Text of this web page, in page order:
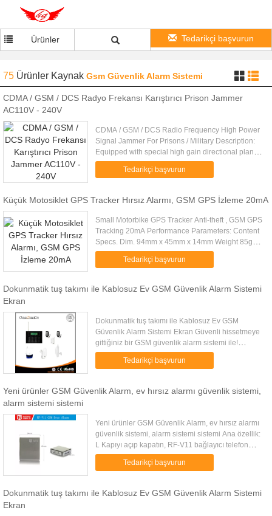
Ürünler Tedarikçi başvurun
75 Ürünler Kaynak Gsm Güvenlik Alarm Sistemi
CDMA / GSM / DCS Radyo Frekansı Karıştırıcı Prison Jammer
AC110V - 240V
CDMA / GSM / DCS Radio Frequency High Power
Signal Jammer For Prisons / Military Description:
Equipped with special high gain directional planar
antenna or fiberglass omni-directional whip
antenna, the jammer ....
Tedarikçi başvurun
Küçük Motosiklet GPS Tracker Hırsız Alarmı, GSM GPS İzleme 20mA
Small Motorbike GPS Tracker Anti-theft , GSM GPS
Tracking 20mA Performance Parameters: Content
Specs. Dim. 94mm x 45mm x 14mm Weight 85g
Network GSM/GPRS Band 850/900/1800/1900Mhz
GPS chip UBLOX GPS sensitivity ...
Tedarikçi başvurun
Dokunmatik tuş takımı ile Kablosuz Ev GSM Güvenlik Alarm Sistemi
Ekran
Dokunmatik tuş takımı ile Kablosuz Ev GSM
Güvenlik Alarm Sistemi Ekran Güvenli hissetmeye
gittiğiniz bir GSM güvenlik alarm sistemi ile!
Açıklama: 1. Tuş takımına dokunun LCD, tarihe,
haftanın gününe, zamana ve ...
Tedarikçi başvurun
Yeni ürünler GSM Güvenlik Alarm, ev hırsız alarmı güvenlik sistemi,
alarm sistemi sistemi
Yeni ürünler GSM Güvenlik Alarm, ev hırsız alarmı
güvenlik sistemi, alarm sistemi sistemi Ana özellik:
L Kapıyı açıp kapatın, RF-V11 bağlayıcı telefon
numarasına mesaj gönderecek veya arayacak,
mülkünüzü her ...
Tedarikçi başvurun
Dokunmatik tuş takımı ile Kablosuz Ev GSM Güvenlik Alarm Sistemi
Ekran